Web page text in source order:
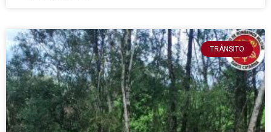
TRÂNSITO